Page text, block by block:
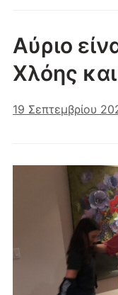
Αύριο
Χλόης
19 Σεπτεμβρίου